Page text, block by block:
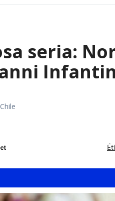
seria: